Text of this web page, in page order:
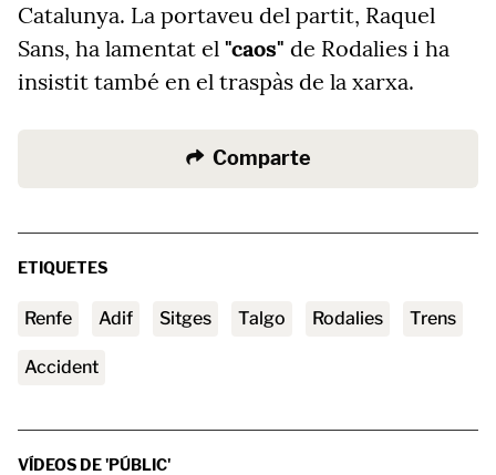
Catalunya. La portaveu del partit, Raquel
Sans, ha lamentat el "caos" de Rodalies i ha
insistit també en el traspàs de la xarxa.
Comparte
ETIQUETES
Renfe adif Sitges Talgo Rodalies trens
accident
VÍDEOS DE 'PÚBLIC'